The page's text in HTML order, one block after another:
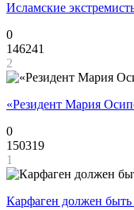
Исламские
0
146241
2
«Резидент Мария
0
150319
1
Карфаген должен быть